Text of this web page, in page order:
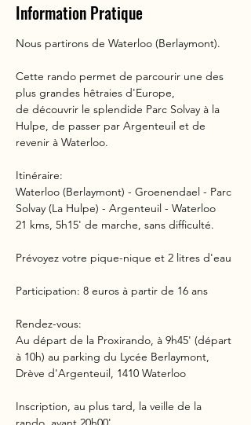
Information Pratique
Nous partirons de Waterloo (Berlaymont).
Cette rando permet de parcourir une des
plus grandes hêtraies d'Europe,
de découvrir le splendide Parc Solvay à la
Hulpe, de passer par Argenteuil et de
revenir à Waterloo.
Itinéraire:
Waterloo (Berlaymont) - Groenendael - Parc
Solvay (La Hulpe) - Argenteuil - Waterloo
21 kms, 5h15' de marche, sans difficulté.
Prévoyez votre pique-nique et 2 litres d'eau
Participation: 8 euros à partir de 16 ans
Rendez-vous:
Au départ de la Proxirando, à 9h45' (départ
à 10h) au parking du Lycée Berlaymont,
Drève d'Argenteuil, 1410 Waterloo
Inscription, au plus tard, la veille de la